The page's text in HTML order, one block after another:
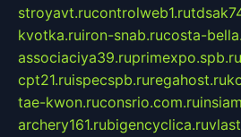
stroyavt.rucontrolweb1.ru
kvotka.ruiron-snab.rucosta-
associaciya39.ruprimexpo.spb.ru
cpt21.ruispecspb.ruregahost.ru
tae-kwon.ruconsrio.com.ru
archery161.rubigencyclica.ru